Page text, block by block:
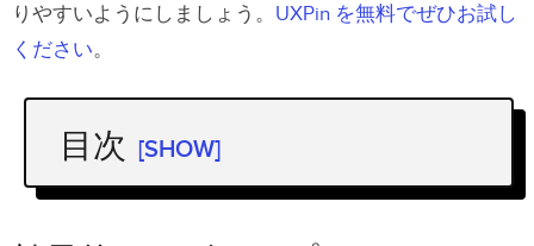
りやすいようにしましょう。 UXPin を無料でぜひお試し
ください。
目次 [SHOW]
効果的なデザインプロセスの3ステップ